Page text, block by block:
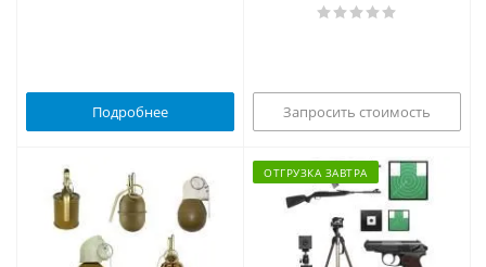
Подробнее Запросить стоимость
ОТГРУЗКА ЗАВТРА